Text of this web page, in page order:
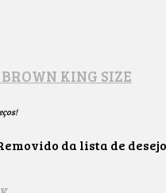
KING SIZE
da lista de